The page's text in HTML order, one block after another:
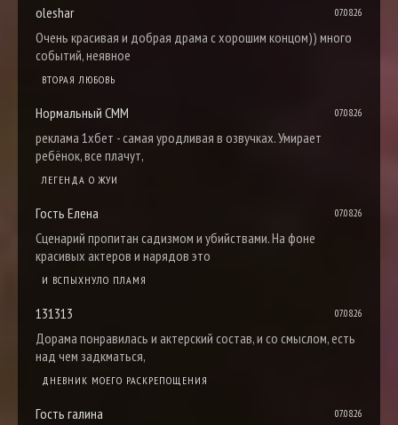
oleshar 07.08.26
Очень красивая и добрая драма с хорошим концом)) много
событий, неявное
ВТОРАЯ ЛЮБОВЬ
Нормальный СММ 07.08.26
реклама 1хбет - самая уродливая в озвучках. Умирает
ребёнок, все плачут,
ЛЕГЕНДА О ЖУИ
Гость Елена 07.08.26
Сценарий пропитан садизмом и убийствами. На фоне
красивых актеров и нарядов это
И ВСПЫХНУЛО ПЛАМЯ
131313 07.08.26
Дорама понравилась и актерский состав, и со смыслом, есть
над чем задкматься,
ДНЕВНИК МОЕГО РАСКРЕПОЩЕНИЯ
Гость галина 07.08.26